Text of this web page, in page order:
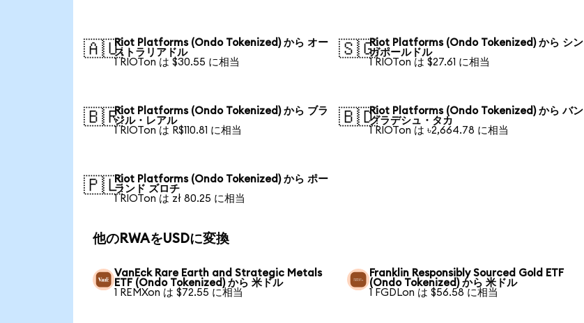
🇦🇺Riot Platforms (Ondo Tokenized) から オー
ストラリアドル
1 RIOTon は $30.55 に相当
🇸🇬Riot Platforms (Ondo Tokenized) から シン
ガポールドル
1 RIOTon は $27.61 に相当
🇧🇷Riot Platforms (Ondo Tokenized) から ブラ
ジル・レアル
1 RIOTon は R$110.81 に相当
🇧🇩Riot Platforms (Ondo Tokenized) から バン
グラデシュ・タカ
1 RIOTon は ৳2,664.78 に相当
🇵🇱Riot Platforms (Ondo Tokenized) から ポー
ランド ズロチ
1 RIOTon は zł 80.25 に相当
他のRWAをUSDに変換
VanEck Rare Earth and Strategic Metals
ETF (Ondo Tokenized) から 米ドル
1 REMXon は $72.55 に相当
Franklin Responsibly Sourced Gold ETF
(Ondo Tokenized) から 米ドル
1 FGDLon は $56.58 に相当